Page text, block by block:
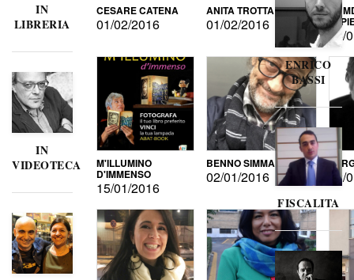
IN
LIBRERIA
IN
VIDEOTECA
CESARE CATENA
01/02/2016
ANITA TROTTA
01/02/2016 DI
15/
M'ILLUMINO
D'IMMENSO
15/01/2016
BENNO SIMMA
02/01/2016
ENRICO
BASSI
FISCALITA